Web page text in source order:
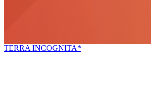
TERRA INCOGNITA*